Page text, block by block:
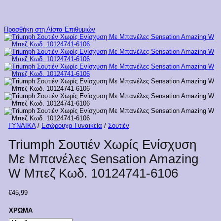
Προσθήκη στη Λίστα Επιθυμιών
ΓΥΝΑΙΚΑ / Εσώρουχα Γυναικεία / Σουτιέν
Triumph Σουτιέν Xωρίς Ενίσχυση
Mε Μπανέλες Sensation Amazing
W Μπεζ Κωδ. 10124741-6106
€45,99
ΧΡΩΜΑ